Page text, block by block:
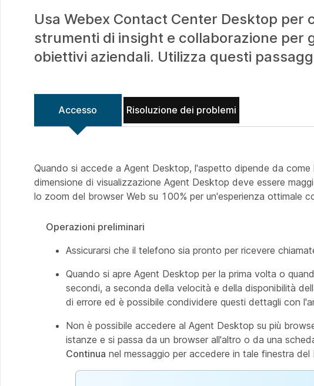
Usa Webex Contact Center Desktop
strumenti di insight e collaborazione per
obiettivi aziendali. Utilizza questi
Accesso Risoluzione dei problemi
Quando si accede a Agent Desktop, l'aspetto dipende da
dimensione di visualizzazione Agent Desktop deve essere
lo zoom del browser Web su 100% per un'esperienza ottimale
Operazioni preliminari
Assicurarsi che il telefono sia pronto per ricevere
Quando si apre Agent Desktop per la prima volta o
secondi, a seconda della velocità e della disponibilità
di errore ed è possibile condividere questi dettagli con
Non è possibile accedere al Agent Desktop su più
istanze e si passa da un browser all'altro o da una
Continua nel messaggio per accedere in tale finestra del